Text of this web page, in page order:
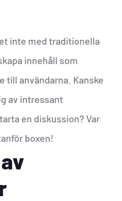
inte med traditionella
innehåll som
till användarna. Kanske
av intressant
en diskussion? Var
boxen!